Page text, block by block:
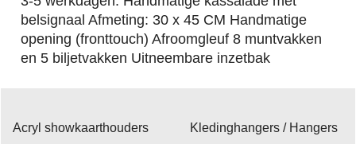
belsignaal Afmeting: 30 x 45 CM Handmatige
opening (fronttouch) Afroomgleuf 8 muntvakken
en 5 biljetvakken Uitneembare inzetbak
Acryl showkaarthouders
Kledinghangers / Hangers